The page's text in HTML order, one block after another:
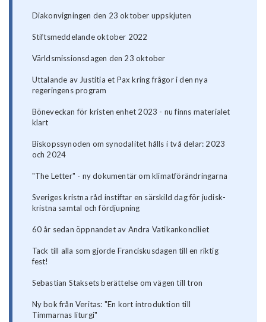
Diakonvigningen den 23 oktober uppskjuten
Stiftsmeddelande oktober 2022
Världsmissionsdagen den 23 oktober
Uttalande av Justitia et Pax kring frågor i den nya
regeringens program
Böneveckan för kristen enhet 2023 - nu finns materialet
klart
Biskopssynoden om synodalitet hålls i två delar: 2023
och 2024
"The Letter" - ny dokumentär om klimatförändringarna
Sveriges kristna råd instiftar en särskild dag för judisk-
kristna samtal och fördjupning
60 år sedan öppnandet av Andra Vatikankonciliet
Tack till alla som gjorde Franciskusdagen till en riktig
fest!
Sebastian Staksets berättelse om vägen till tron
Ny bok från Veritas: "En kort introduktion till
Timmarnas liturgi"